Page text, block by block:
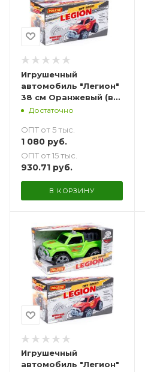
Игрушечный
автомобиль "Легион"
38 см Оранжевый (в
коробке)
Достаточно
ОПТ от 5 тыс.
1 080 руб.
ОПТ от 15 тыс.
930.71 руб.
В КОРЗИНУ
Игрушечный
автомобиль "Легион"